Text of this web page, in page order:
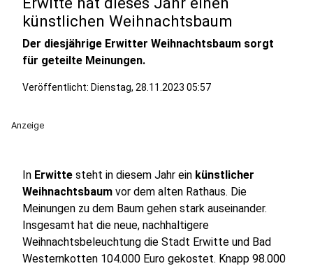
künstlichen Weihnachtsbaum
Der diesjährige Erwitter Weihnachtsbaum sorgt
für geteilte Meinungen.
Veröffentlicht: Dienstag, 28.11.2023 05:57
Anzeige
In Erwitte steht in diesem Jahr ein künstlicher
Weihnachtsbaum vor dem alten Rathaus. Die
Meinungen zu dem Baum gehen stark auseinander.
Insgesamt hat die neue, nachhaltigere
Weihnachtsbeleuchtung die Stadt Erwitte und Bad
Westernkotten 104.000 Euro gekostet. Knapp 98.000